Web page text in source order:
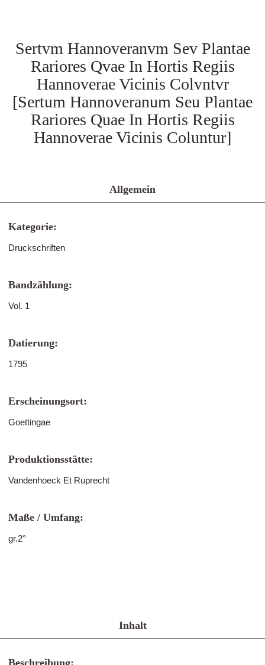
Sertvm Hannoveranvm Sev Plantae
Rariores Qvae In Hortis Regiis
Hannoverae Vicinis Colvntvr
[Sertum Hannoveranum Seu Plantae
Rariores Quae In Hortis Regiis
Hannoverae Vicinis Coluntur]
Allgemein
Kategorie:
Druckschriften
Bandzählung:
Vol. 1
Datierung:
1795
Erscheinungsort:
Goettingae
Produktionsstätte:
Vandenhoeck Et Ruprecht
Maße / Umfang:
gr.2°
Inhalt
Beschreibung: